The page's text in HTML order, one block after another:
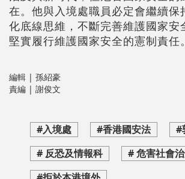
在。他與入境處職員必定會繼續保
化底線思維，不斷完善維護國家安
堅實履行維護國家安全的憲制責任。
編輯 | 孫紹豪
責編 | 謝俊文
#入境處 #香港國安法
#
# 反恐及情報科
# 危害社會